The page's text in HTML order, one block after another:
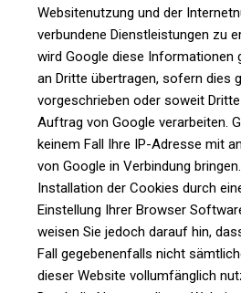
Websitenutzung und der
verbundene Dienstleistungen zu
wird Google diese Informationen
an Dritte übertragen, sofern dies
vorgeschrieben oder soweit
Auftrag von Google verarbeiten.
keinem Fall Ihre IP-Adresse mit
von Google in Verbindung
Installation der Cookies durch
Einstellung Ihrer Browser
weisen Sie jedoch darauf hin,
Fall gegebenenfalls nicht
dieser Website vollumfänglich